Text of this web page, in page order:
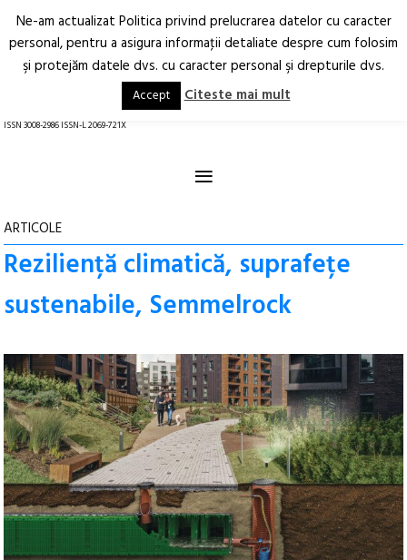
Arhitectură.
Oraș.
RO EN
ISSN 3008-2986 ISSN-L 2069-721X
≡
ARTICOLE
Reziliență climatică, suprafețe
sustenabile, Semmelrock
Ne-am actualizat Politica privind prelucrarea datelor cu caracter
personal, pentru a asigura informaţii detaliate despre cum folosim
şi protejăm datele dvs. cu caracter personal şi drepturile dvs.
Accept Citeste mai mult